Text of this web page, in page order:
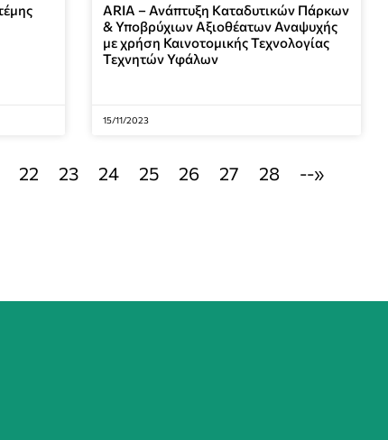
ARIA – Ανάπτυξη Kαταδυτικών Πάρκων
& Υποβρύχιων Αξιοθέατων Αναψυχής
με χρήση Καινοτομικής Τεχνολογίας
Τεχνητών Υφάλων
15/11/2023
22 23 24 25 26 27 28 --»